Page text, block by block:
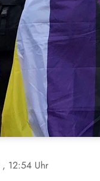
, 12:54 Uhr